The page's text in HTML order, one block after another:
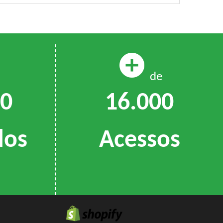
add_circle de
16.000
Acessos